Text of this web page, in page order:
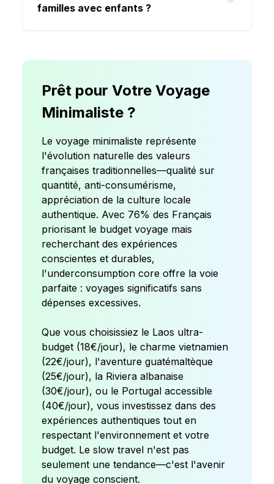
familles avec enfants ?
Prêt pour Votre Voyage
Minimaliste ?
Le voyage minimaliste représente
l'évolution naturelle des valeurs
françaises traditionnelles—qualité sur
quantité, anti-consumérisme,
appréciation de la culture locale
authentique. Avec 76% des Français
priorisant le budget voyage mais
recherchant des expériences
conscientes et durables,
l'underconsumption core offre la voie
parfaite : voyages significatifs sans
dépenses excessives.
Que vous choisissiez le Laos ultra-
budget (18€/jour), le charme vietnamien
(22€/jour), l'aventure guatémaltèque
(25€/jour), la Riviera albanaise
(30€/jour), ou le Portugal accessible
(40€/jour), vous investissez dans des
expériences authentiques tout en
respectant l'environnement et votre
budget. Le slow travel n'est pas
seulement une tendance—c'est l'avenir
du voyage conscient.